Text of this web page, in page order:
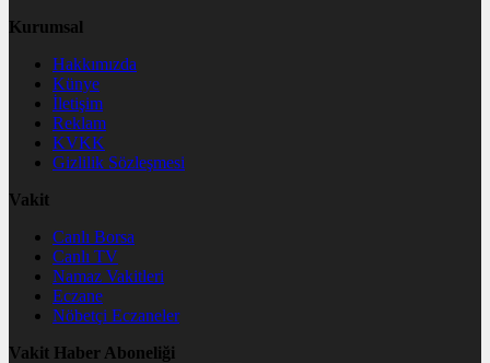
Kurumsal
Hakkımızda
Künye
İletişim
Reklam
KVKK
Gizlilik Sözleşmesi
Vakit
Canlı Borsa
Canlı TV
Namaz Vakitleri
Eczane
Nöbetçi Eczaneler
Vakit Haber Aboneliği